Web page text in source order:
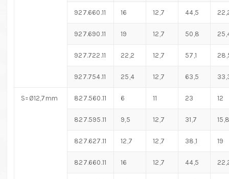
927.660.11 16 12,7 44,5
927.690.11 19 12,7 50,8
927.722.11 22,2 12,7 57,1
927.754.11 25,4 12,7 63,5
S=Ø12,7mm 827.560.11 6 11 23 12
827.595.11 9,5 12,7 31,7 15,8
827.627.11 12,7 12,7 38,1 19
827.660.11 16 12,7 44,5